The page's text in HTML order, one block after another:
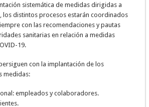
sistemática de medidas dirigidas a
los distintos procesos estarán coordinados
con las recomendaciones y pautas
sanitarias en relación a medidas
19.
con la implantación de los
medidas:
empleados y colaboradores.